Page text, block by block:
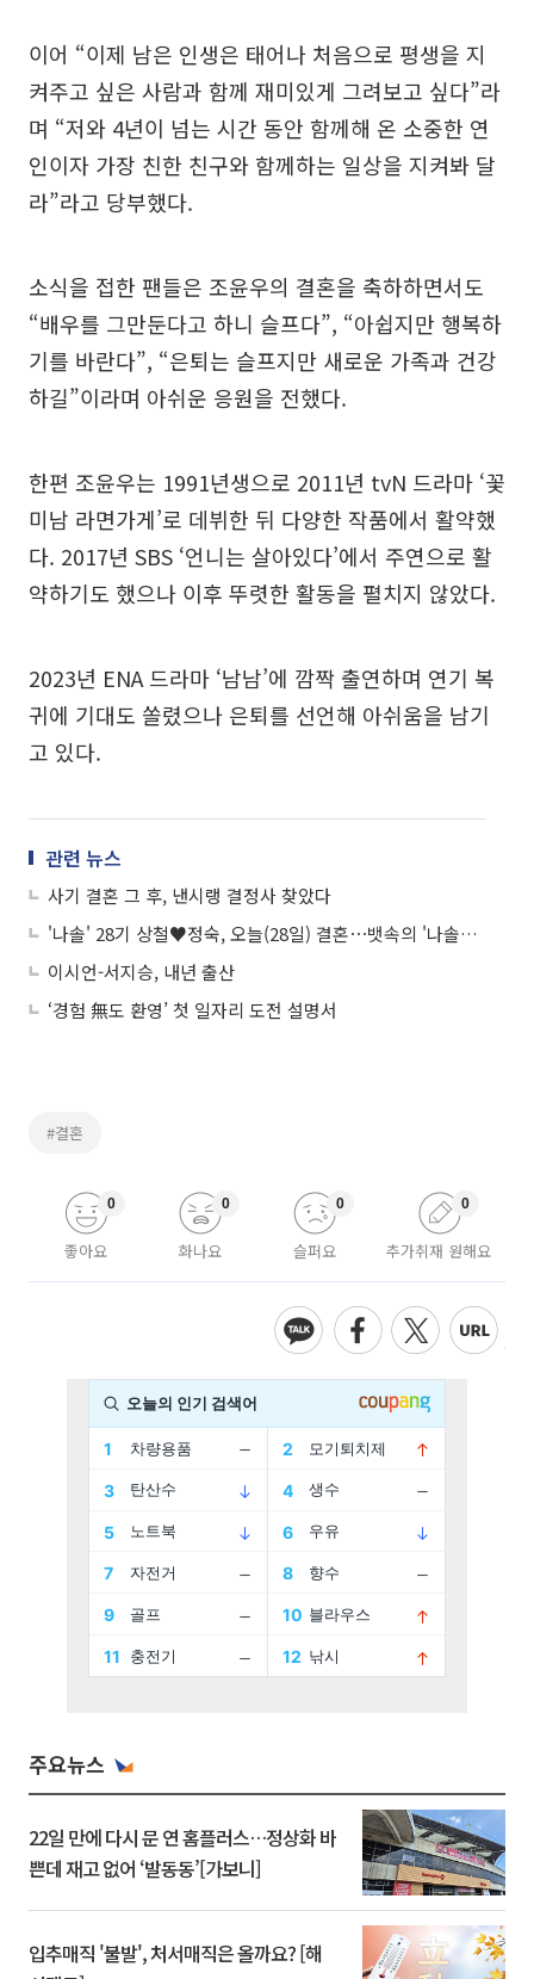
이어 “이제 남은 인생은 태어나 처음으로 평생을 지
켜주고 싶은 사람과 함께 재미있게 그려보고 싶다”라
며 “저와 4년이 넘는 시간 동안 함께해 온 소중한 연
인이자 가장 친한 친구와 함께하는 일상을 지켜봐 달
라”라고 당부했다.
소식을 접한 팬들은 조윤우의 결혼을 축하하면서도
“배우를 그만둔다고 하니 슬프다”, “아쉽지만 행복하
기를 바란다”, “은퇴는 슬프지만 새로운 가족과 건강
하길”이라며 아쉬운 응원을 전했다.
한편 조윤우는 1991년생으로 2011년 tvN 드라마 ‘꽃
미남 라면가게’로 데뷔한 뒤 다양한 작품에서 활약했
다. 2017년 SBS ‘언니는 살아있다’에서 주연으로 활
약하기도 했으나 이후 뚜렷한 활동을 펼치지 않았다.
2023년 ENA 드라마 ‘남남’에 깜짝 출연하며 연기 복
귀에 기대도 쏠렸으나 은퇴를 선언해 아쉬움을 남기
고 있다.
관련 뉴스
사기 결혼 그 후, 낸시랭 결정사 찾았다
'나솔' 28기 상철♥정숙, 오늘(28일) 결혼⋯뱃속의 '나솔이'이와 백년가약
이시언-서지승, 내년 출산
‘경험 無도 환영’ 첫 일자리 도전 설명서
#결혼
좋아요
0
화나요
0
슬퍼요
0
추가취재 원해요
0
주요뉴스
22일 만에 다시 문 연 홈플러스…정상화 바
쁜데 재고 없어 ‘발동동’[가보니]
입추매직 '불발', 처서매직은 올까요? [해